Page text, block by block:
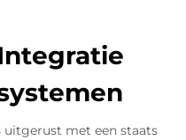
uitgerust met een staats